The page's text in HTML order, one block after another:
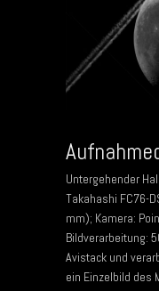
Untergehender
Takahashi FC76-
mm); Kamera:
Bildverarbeitung:
Avistack und
ein Einzelbild des